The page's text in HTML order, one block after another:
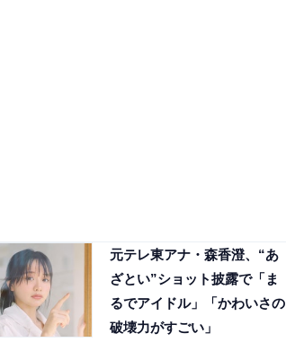
元テレ東アナ・森香澄、“あ
ざとい”ショット披露で「ま
るでアイドル」「かわいさの
破壊力がすごい」